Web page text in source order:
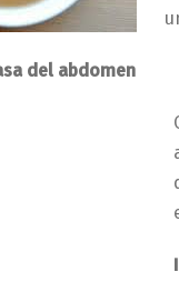
del abdomen